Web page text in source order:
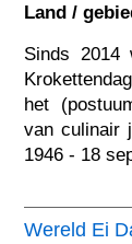
Land /
Sinds 2014
het
van culinair
1946 - 18
Wereld Ei